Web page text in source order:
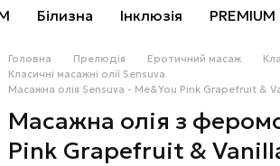
Білизна Інклюзія PREMIUM
Головна Прелюдія Еротичний масаж
Класичні масажні олії Sensuva
Масажна олія Sensuva - Me&You Pink Grapefruit &
Масажна олія з
Pink Grapefruit &